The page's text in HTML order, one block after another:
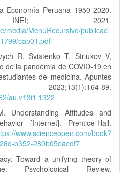
Economía Peruana 1950-2020.
2021.
media/MenuRecursivo/publicaci
cap01.pdf
R, Sviatenko T, Striukov V,
de la pandemia de COVID-19 en
de medicina. Apuntes
2023;13(1):164-89.
au.v13i1.1322
Understanding Attitudes and
[Internet]. Prentice-Hall.
www.scienceopen.com/book?
b352-280b05eacdf7
Toward a unifying theory of
Psychological Review.